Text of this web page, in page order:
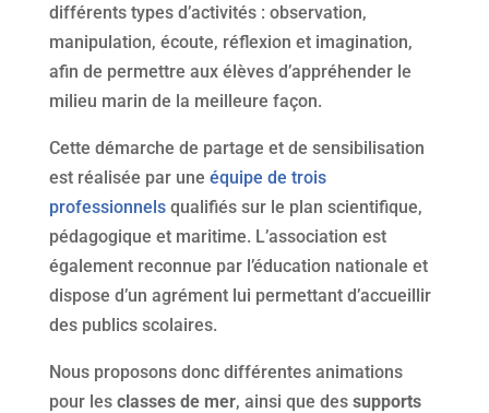
différents types d’activités : observation,
manipulation, écoute, réflexion et imagination,
afin de permettre aux élèves d’appréhender le
milieu marin de la meilleure façon.
Cette démarche de partage et de sensibilisation
est réalisée par une équipe de trois
professionnelsqualifiés sur le plan scientifique,
pédagogique et maritime. L’association est
également reconnue par l’éducation nationale et
dispose d’un agrément lui permettant d’accueillir
des publics scolaires.
Nous proposons donc différentes animations
pour les classes de mer, ainsi que des supports